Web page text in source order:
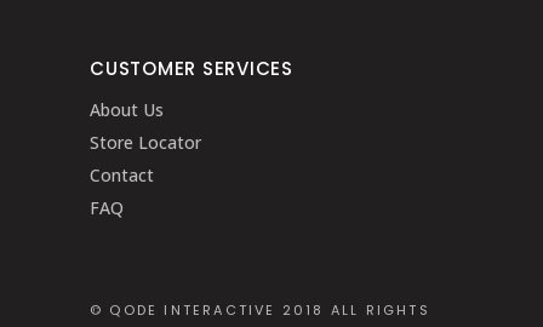
CUSTOMER SERVICES
About Us
Store Locator
Contact
FAQ
© QODE INTERACTIVE 2018 ALL RIGHTS